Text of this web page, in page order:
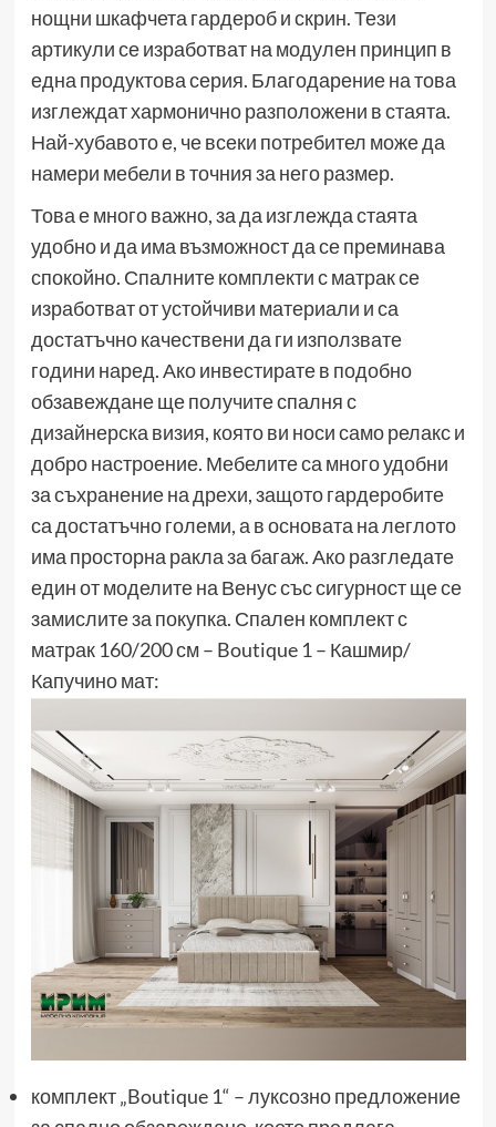
нощни шкафчета гардероб и скрин. Тези
артикули се изработват на модулен принцип в
една продуктова серия. Благодарение на това
изглеждат хармонично разположени в стаята.
Най-хубавото е, че всеки потребител може да
намери мебели в точния за него размер.
Това е много важно, за да изглежда стаята
удобно и да има възможност да се преминава
спокойно. Спалните комплекти с матрак се
изработват от устойчиви материали и са
достатъчно качествени да ги използвате
години наред. Ако инвестирате в подобно
обзавеждане ще получите спалня с
дизайнерска визия, която ви носи само релакс и
добро настроение. Мебелите са много удобни
за съхранение на дрехи, защото гардеробите
са достатъчно големи, а в основата на леглото
има просторна ракла за багаж. Ако разгледате
един от моделите на Венус със сигурност ще се
замислите за покупка. Спален комплект с
матрак 160/200 см – Boutique 1 – Кашмир/
Капучино мат:
комплект „Boutique 1“ – луксозно предложение